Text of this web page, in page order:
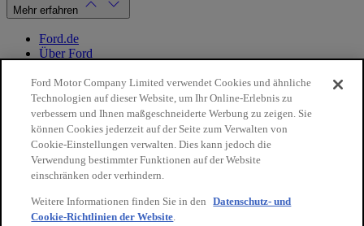
Mehr erfahren
Ford.de
Über Ford
Datenschutzbestimmungen
Impressum
Mein Konto
Login / Registrierung
Meine Bestellungen
Land ändern
Ford Motor Company Limited verwendet Cookies und ähnliche
Technologien auf dieser Website, um Ihr Online-Erlebnis zu
verbessern und Ihnen maßgeschneiderte Werbung zu zeigen. Sie
können Cookies jederzeit auf der Seite zum Verwalten von
Cookie-Einstellungen verwalten. Dies kann jedoch die
Verwendung bestimmter Funktionen auf der Website
einschränken oder verhindern.
Weitere Informationen finden Sie in den
Datenschutz- und
Cookie-Richtlinien der Website.